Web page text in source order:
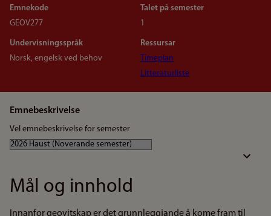
Emnekode
GEOV277
Talet på semester
1
Undervisningsspråk
Norsk, engelsk ved behov
Ressursar
Timeplan
Litteraturliste
Emnebeskrivelse
Vel emnebeskrivelse for semester
Mål og innhold
Innanfor geovitskap er det grunnleggjande å kome fram til